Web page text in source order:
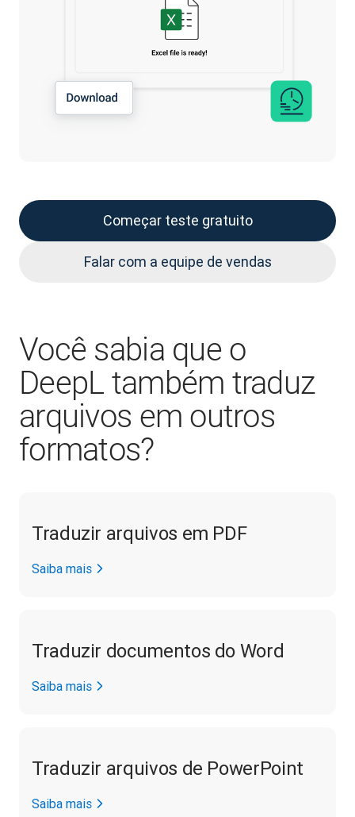
Começar teste gratuito
Falar com a equipe de vendas
Você sabia que o
DeepL também traduz
arquivos em outros
formatos?
Traduzir arquivos em PDF
Saiba mais
Traduzir documentos do Word
Saiba mais
Traduzir arquivos de PowerPoint
Saiba mais